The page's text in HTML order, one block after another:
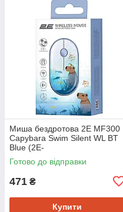
Миша бездротова 2E MF300
Capybara Swim Silent WL BT
Blue (2E-
MF300WCAPIBARABL)
Готово до відправки
471 ₴
Купити